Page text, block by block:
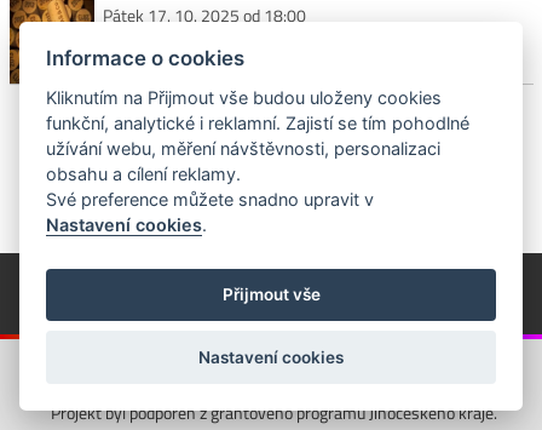
Pátek 17. 10. 2025 od 18:00
Písek, Galerie Dragoun, Jungmannova 186
© Píseckem / Kalendárium (Změna programu vyhrazena!)
(Cookies)
© 2018 - 2026 Realizace a správa webu:
Projekt byl podpořen z grantového programu Jihočeského kraje.
Informace o cookies
Kliknutím na Přijmout vše budou uloženy cookies
funkční, analytické i reklamní. Zajistí se tím pohodlné
užívání webu, měření návštěvnosti, personalizaci
obsahu a cílení reklamy.
Své preference můžete snadno upravit v
Nastavení cookies.
Přijmout vše
Nastavení cookies